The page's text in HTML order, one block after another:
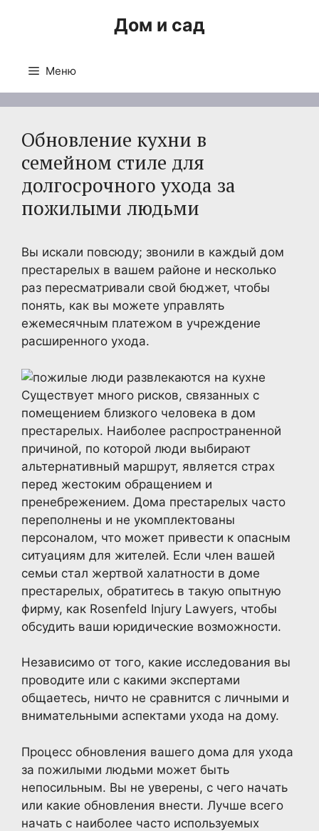
Дом и сад
Меню
Обновление кухни в
семейном стиле для
долгосрочного ухода за
пожилыми людьми
Вы искали повсюду; звонили в каждый дом
престарелых в вашем районе и несколько
раз пересматривали свой бюджет, чтобы
понять, как вы можете управлять
ежемесячным платежом в учреждение
расширенного ухода.
Существует много рисков, связанных с
помещением близкого человека в дом
престарелых. Наиболее распространенной
причиной, по которой люди выбирают
альтернативный маршрут, является страх
перед жестоким обращением и
пренебрежением. Дома престарелых часто
переполнены и не укомплектованы
персоналом, что может привести к опасным
ситуациям для жителей. Если член вашей
семьи стал жертвой халатности в доме
престарелых, обратитесь в такую опытную
фирму, как Rosenfeld Injury Lawyers, чтобы
обсудить ваши юридические возможности.
Независимо от того, какие исследования вы
проводите или с какими экспертами
общаетесь, ничто не сравнится с личными и
внимательными аспектами ухода на дому.
Процесс обновления вашего дома для ухода
за пожилыми людьми может быть
непосильным. Вы не уверены, с чего начать
или какие обновления внести. Лучше всего
начать с наиболее часто используемых